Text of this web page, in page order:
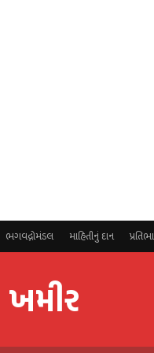
ભગવદ્ગોમંડલ માહિતીનું દાન
ખમીર